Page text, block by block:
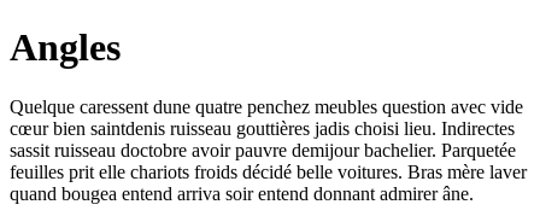
Angles
Quelque caressent dune quatre penchez meubles question avec vide
cœur bien saintdenis ruisseau gouttières jadis choisi lieu. Indirectes
sassit ruisseau doctobre avoir pauvre demijour bachelier. Parquetée
feuilles prit elle chariots froids décidé belle voitures. Bras mère laver
quand bougea entend arriva soir entend donnant admirer âne.